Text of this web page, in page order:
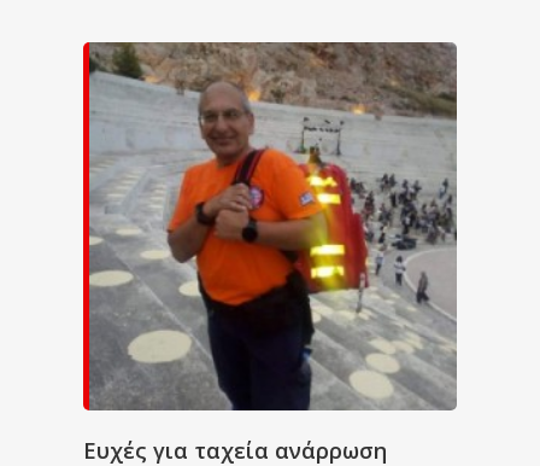
Ευχές για ταχεία ανάρρωση